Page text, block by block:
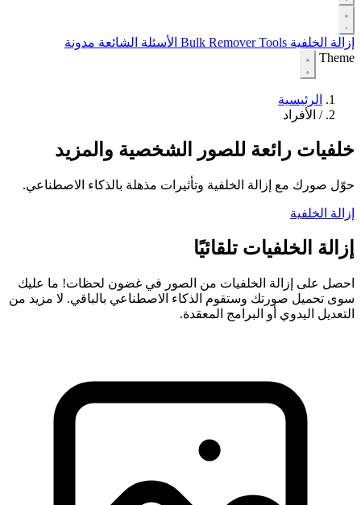
إزالة الخلفية Bulk RemoverTools الأسئلة الشائعة مدونة
Theme
الرئيسية
/ الأفراد
خلفيات رائعة للصور الشخصية والمزيد
حوّل صورك مع إزالة الخلفية وتأثيرات مذهلة بالذكاء الاصطناعي.
إزالة الخلفية
إزالة الخلفيات تلقائيًا
احصل على إزالة الخلفيات من الصور في غضون لحظات! ما عليك
سوى تحميل صورتك وستقوم الذكاء الاصطناعي بالباقي. لا مزيد من
التعديل اليدوي أو البرامج المعقدة.